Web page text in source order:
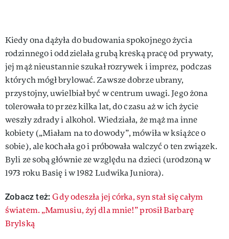
Kiedy ona dążyła do budowania spokojnego życia
rodzinnego i oddzielała grubą kreską pracę od prywaty,
jej mąż nieustannie szukał rozrywek i imprez, podczas
których mógł brylować. Zawsze dobrze ubrany,
przystojny, uwielbiał być w centrum uwagi. Jego żona
tolerowała to przez kilka lat, do czasu aż w ich życie
weszły zdrady i alkohol. Wiedziała, że mąż ma inne
kobiety („Miałam na to dowody”, mówiła w książce o
sobie), ale kochała go i próbowała walczyć o ten związek.
Byli ze sobą głównie ze względu na dzieci (urodzoną w
1973 roku Basię i w 1982 Ludwika Juniora).
Zobacz też:Gdy odeszła jej córka, syn stał się całym
światem. „Mamusiu, żyj dla mnie!” prosił Barbarę
Brylską